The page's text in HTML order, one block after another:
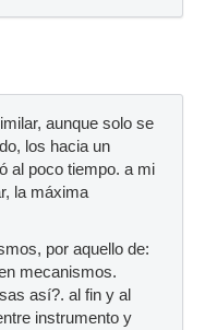
aunque solo se
los hacia un
al poco tiempo. a mi
la máxima
por aquello de:
mecanismos.
así?. al fin y al
instrumento y